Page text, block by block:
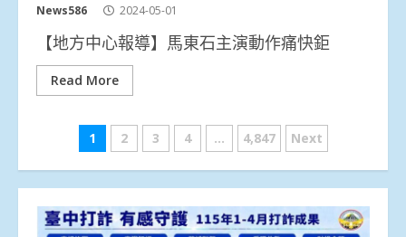
News586 2024-05-01
【地方中心報導】馬東石主演動作痛快鉅
Read More
文
章
分
1 2 3 4 ... 4,847 Next